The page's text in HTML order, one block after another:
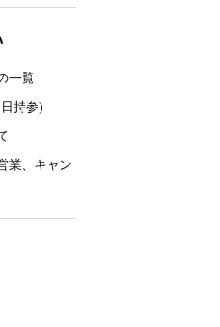
一覧
持参)
業、キャン